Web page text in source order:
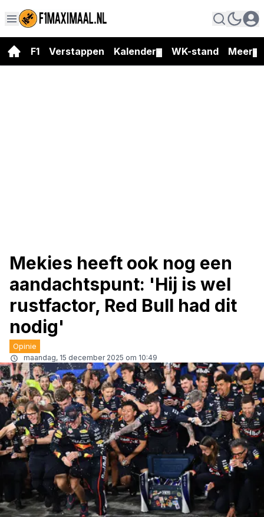
F1 Verstappen Kalender WK-stand Meer
Mekies heeft ook nog een
aandachtspunt: 'Hij is wel
rustfactor, Red Bull had dit
nodig'
Opinie
maandag, 15 december 2025 om 10:49